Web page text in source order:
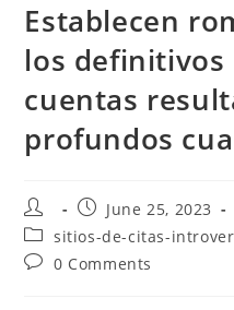
Establecen
los definitivos
cuentas
profundos
Post
author:
Post
published:
June 25, 2023
Post
category:
sitios-de-citas-
Post0 Comments